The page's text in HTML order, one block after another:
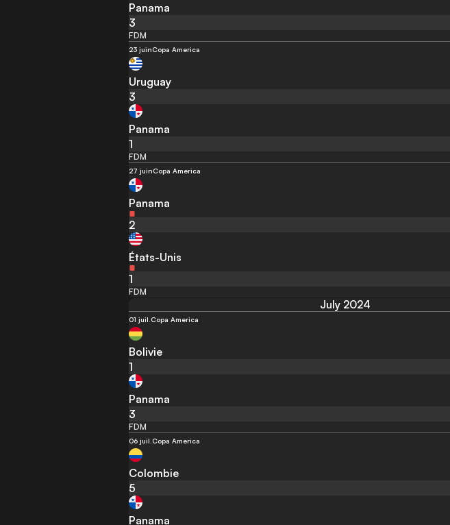
Panama
3
FDM
23 juinCopa America
Uruguay
3
Panama
1
FDM
27 juinCopa America
Panama
2
États-Unis
1
FDM
July 2024
01 juil. Copa America
Bolivie
1
Panama
3
FDM
06 juil. Copa America
Colombie
5
Panama